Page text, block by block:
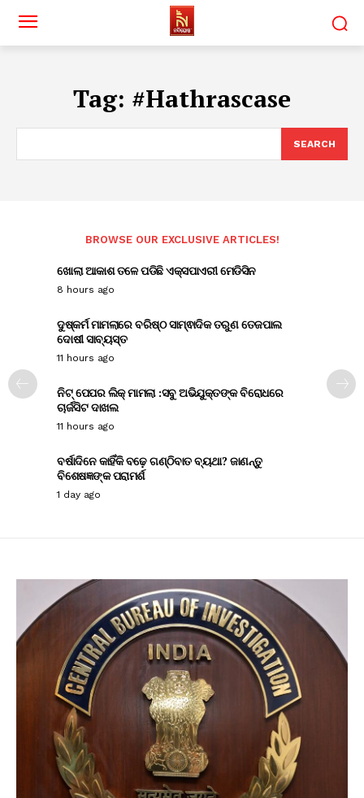
Tag: #Hathrascase
SEARCH
BROWSE OUR EXCLUSIVE ARTICLES!
ଖୋଲା ଆକାଶ ତଳେ ପଡିଛି ଏକ୍ସପାଏରୀ ମେଡିସିନ
8 hours ago
ଦୁଷ୍କର୍ମ ମାମଲାରେ ବରିଷ୍ଠ ସାମ୍ଵାଦିକ ତରୁଣ ତେଜପାଲ
ଦୋଷୀ ସାବ୍ୟସ୍ତ
11 hours ago
ନିଟ୍ ପେପର ଲିକ୍ ମାମଲା :ସବୁ ଅଭିଯୁକ୍ତଙ୍କ ବିରୋଧରେ
ଚାର୍ଜସିଟ ଦାଖଲ
11 hours ago
ବର୍ଷାଦିନେ କାହିଁକି ବଢ଼େ ଗଣ୍ଠିବାତ ବ୍ୟଥା? ଜାଣନ୍ତୁ
ବିଶେଷଜ୍ଞଙ୍କ ପରାମର୍ଶ
1 day ago